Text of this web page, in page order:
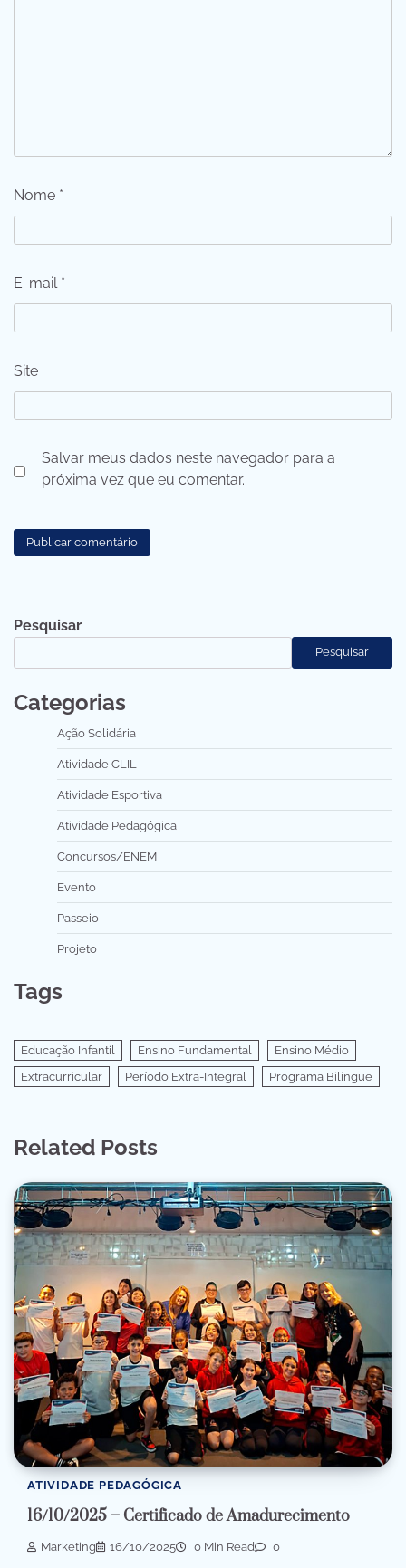
Nome *
E-mail *
Site
Salvar meus dados neste navegador para a
próxima vez que eu comentar.
Pesquisar
Pesquisar
Categorias
Ação Solidária
Atividade CLIL
Atividade Esportiva
Atividade Pedagógica
Concursos/ENEM
Evento
Passeio
Projeto
Tags
Educação Infantil Ensino Fundamental
Ensino Médio
Extracurricular
Período Extra-Integral Programa Bilíngue
Related Posts
ATIVIDADE PEDAGÓGICA
16/10/2025 – Certificado de Amadurecimento
Marketing 16/10/2025 0 Min Read 0